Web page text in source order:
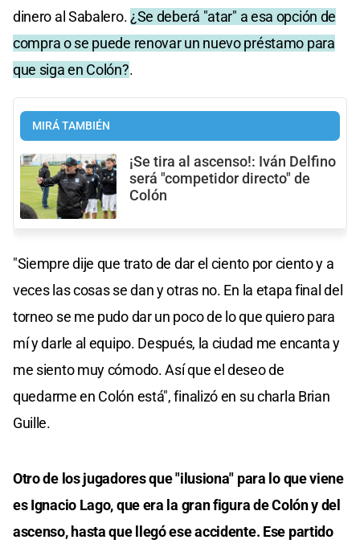
dinero al Sabalero.¿Se deberá "atar" a esa opción de
compra o se puede renovar un nuevo préstamo para
que siga en Colón?.
MIRÁ TAMBIÉN
¡Se tira al ascenso!: Iván Delfino
será "competidor directo" de
Colón
"Siempre dije que trato de dar el ciento por ciento y a
veces las cosas se dan y otras no. En la etapa final del
torneo se me pudo dar un poco de lo que quiero para
mí y darle al equipo. Después, la ciudad me encanta y
me siento muy cómodo. Así que el deseo de
quedarme en Colón está", finalizó en su charla Brian
Guille.
Otro de los jugadores que "ilusiona" para lo que viene
es Ignacio Lago, que era la gran figura de Colón y del
ascenso, hasta que llegó ese accidente. Ese partido